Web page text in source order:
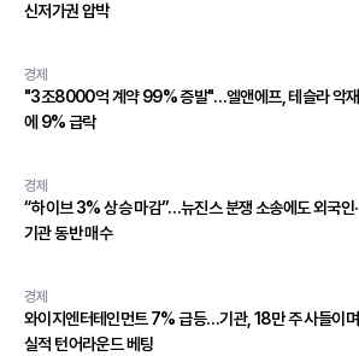
신저가권 압박
경제
"3조8000억 계약 99% 증발"…엘앤에프, 테슬라 악재
에 9% 급락
경제
“하이브 3% 상승 마감”…뉴진스 분쟁 소송에도 외국인·
기관 동반 매수
경제
와이지엔터테인먼트 7% 급등…기관, 18만 주 사들이며
실적 턴어라운드 베팅